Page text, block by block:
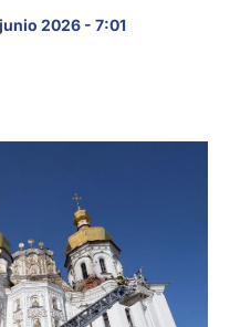
2026 - 7:01